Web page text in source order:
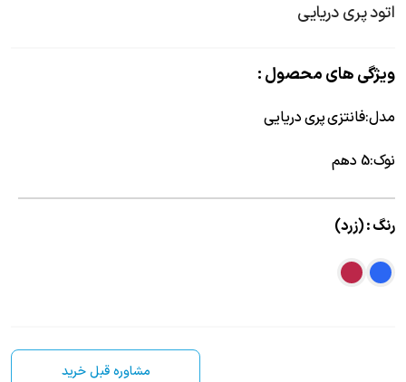
اتود پری دریایی
ویژگی های محصول :
مدل:فانتزی پری دریایی
نوک:5 دهم
رنگ : (زرد)
مشاوره قبل خرید